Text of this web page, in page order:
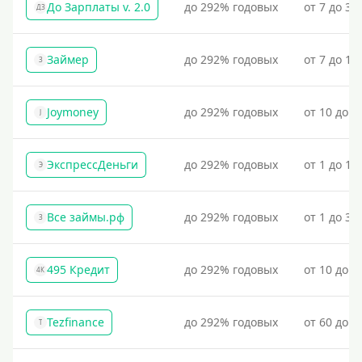
ДЗ До Зарплаты v. 2.0 до 292% годовых от 7 до
З Займер до 292% годовых от 7 до
J Joymoney до 292% годовых от 10 до
Э ЭкспрессДеньги до 292% годовых от 1 до
З Все займы.рф до 292% годовых от 1 до
4К 495 Кредит до 292% годовых от 10 до
T Tezfinance до 292% годовых от 60 до